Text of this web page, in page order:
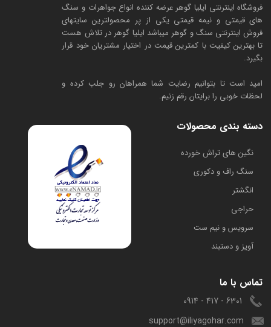
فروشگاه اینترنتی ایلیا گوهر عرضه کننده انواع جواهرات و سنگ
های قیمتی و نیمه قیمتی یکی از پر محصولترین سایتهای
فروش اینترنتی سنگ و گوهر میباشد ایلیا گوهر در تلاش هست
تا بهترین کیفیت با کمترین قیمت در اختیار مشتریان خود قرار
بگیرد.
امید است تا بتوانیم رضایت شما همراهان رو جلب کرده و
لحظات خوبی را برایتان رقم زنیم.
دسته بندی محصولات
​نگین های تراش خورده
سنگ راف و دکوری
انگشتر
حراجی
سرویس و نیم ست
آویز و دستبند
تماس با ما
6301 - 417 - 0914
support@iliyagohar.com